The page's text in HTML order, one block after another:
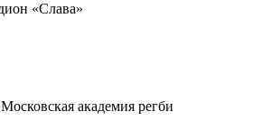
«Слава»
академия регби